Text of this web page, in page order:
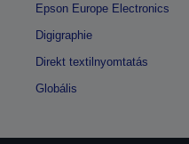
Epson Europe Electronics
Digigraphie
Direkt textilnyomtatás
Globális